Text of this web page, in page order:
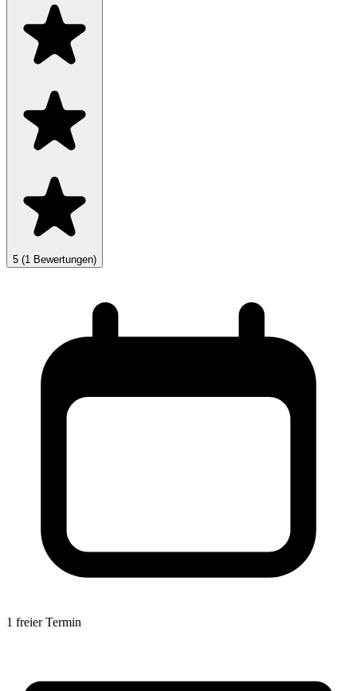
5 (1 Bewertungen)
1 freier Termin